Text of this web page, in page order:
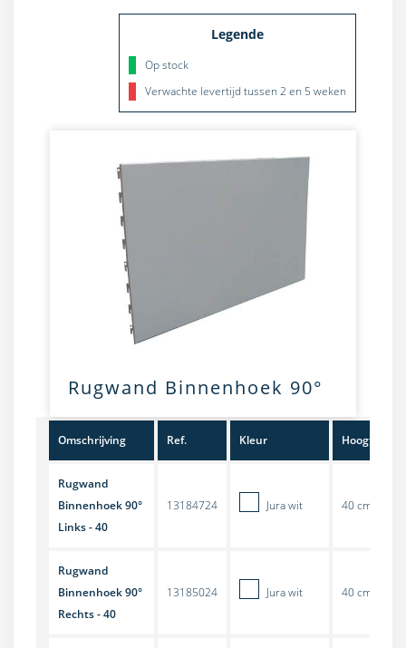
Legende
Op stock
Verwachte levertijd tussen 2 en 5 weken
Rugwand Binnenhoek 90°
Omschrijving Ref. Kleur Hoogte
Rugwand
Binnenhoek 90°
Links - 40
13184724 Jura wit 40 cm
Rugwand
Binnenhoek 90°
Rechts - 40
13185024 Jura wit 40 cm